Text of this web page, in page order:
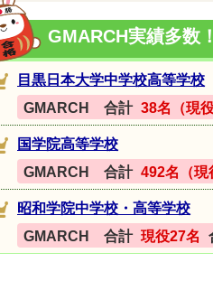
GMARCH実績多数
目黒日本大学中学校高等学校
GMARCH 合計 38名（現
国学院高等学校
GMARCH 合計 492名（現
昭和学院中学校・高等学校
GMARCH 合計 現役27名